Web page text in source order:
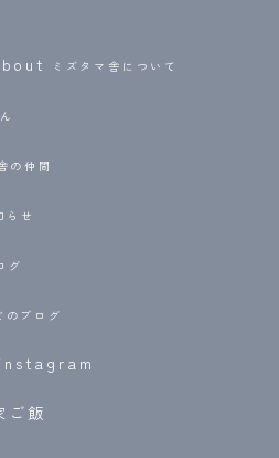
ミズタマ舎について
の仲間
らせ
グ
のブログ
ご飯